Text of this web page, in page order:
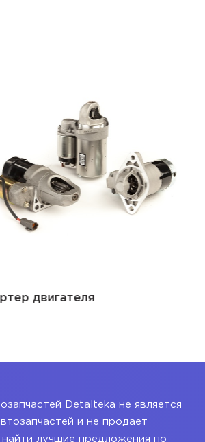
двигателя
Detalteka не является
и не продает
лучшие предложения по